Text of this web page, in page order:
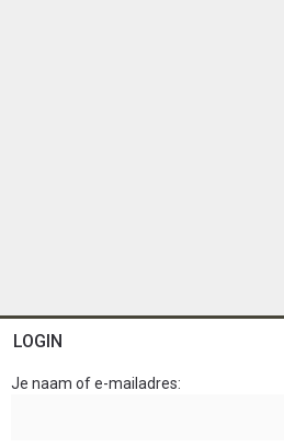
LOGIN
Je naam of e-mailadres